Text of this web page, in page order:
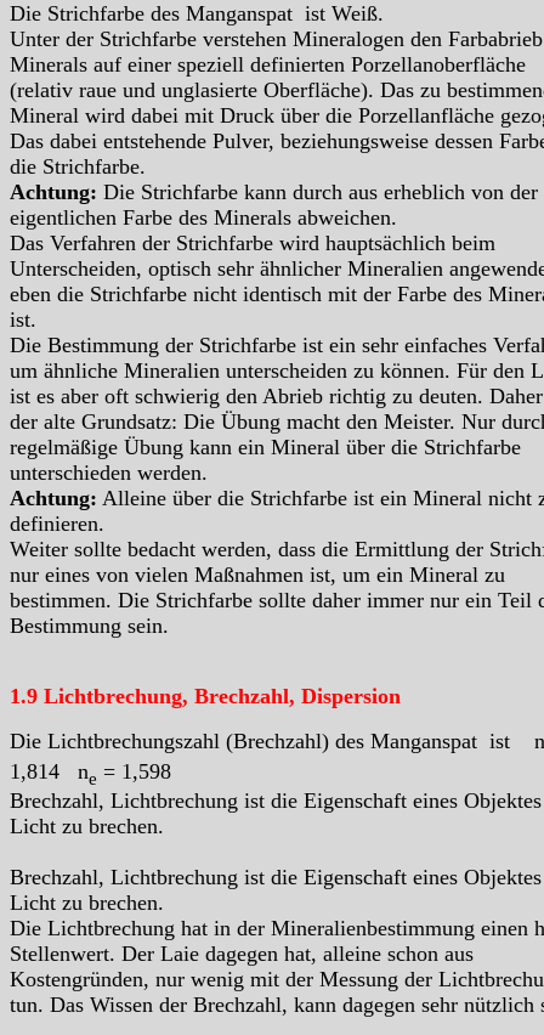
Die Strichfarbe des Manganspat ist Weiß.
Unter der Strichfarbe verstehen Mineralogen den
Minerals auf einer speziell definierten Porzellanoberfläche
(relativ raue und unglasierte Oberfläche). Das zu
Mineral wird dabei mit Druck über die Porzellanfläche
Das dabei entstehende Pulver, beziehungsweise dessen
die Strichfarbe.
Achtung: Die Strichfarbe kann durch aus erheblich von der
eigentlichen Farbe des Minerals abweichen.
Das Verfahren der Strichfarbe wird hauptsächlich beim
Unterscheiden, optisch sehr ähnlicher Mineralien
eben die Strichfarbe nicht identisch mit der Farbe des
ist.
Die Bestimmung der Strichfarbe ist ein sehr einfaches
um ähnliche Mineralien unterscheiden zu können. Für den
ist es aber oft schwierig den Abrieb richtig zu deuten.
der alte Grundsatz: Die Übung macht den Meister. Nur
regelmäßige Übung kann ein Mineral über die Strichfarbe
unterschieden werden.
Achtung: Alleine über die Strichfarbe ist ein Mineral nicht
definieren.
Weiter sollte bedacht werden, dass die Ermittlung der
nur eines von vielen Maßnahmen ist, um ein Mineral zu
bestimmen. Die Strichfarbe sollte daher immer nur ein Teil
Bestimmung sein.
1.9 Lichtbrechung, Brechzahl, Dispersion
Die Lichtbrechungszahl (Brechzahl) des Manganspat ist n
1,814 ne = 1,598
Brechzahl, Lichtbrechung ist die Eigenschaft eines Objektes
Licht zu brechen.
Brechzahl, Lichtbrechung ist die Eigenschaft eines Objektes
Licht zu brechen.
Die Lichtbrechung hat in der Mineralienbestimmung einen
Stellenwert. Der Laie dagegen hat, alleine schon aus
Kostengründen, nur wenig mit der Messung der
tun. Das Wissen der Brechzahl, kann dagegen sehr nützlich